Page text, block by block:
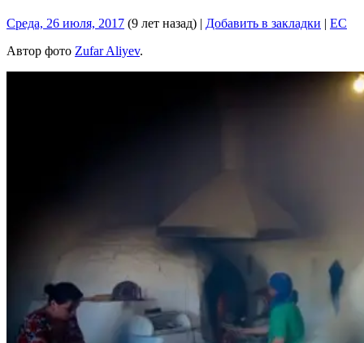
Среда, 26 июля, 2017 (9 лет назад) | Добавить в закладки | EC
Автор фото Zufar Aliyev.